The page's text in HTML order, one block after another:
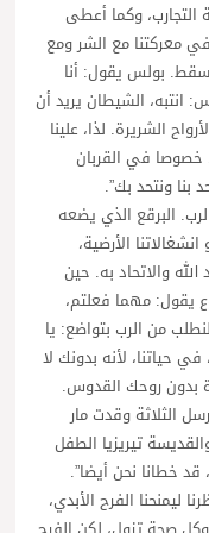
التجارب، وكما أعطى
معركتنا مع الشر ومع
بولس يقول: أنا
الشيطان يريد أن
الشريرة. لذا، علينا
خصوصا في القربان
ونتحد بك”.
البرقع الذي يضعه
الأرضية،
والاتحاد به. حين
يقول: مهما فعلتم،
من الرب بتواضع: يا
حياتنا، لأنه بدونك لا
بدون روحك القدوس.
الثلاثة وقدت مار
تيريزيا الطفل
قد خطانا نحن أيضا”.
ليمنحنا الفرح الأبدي،